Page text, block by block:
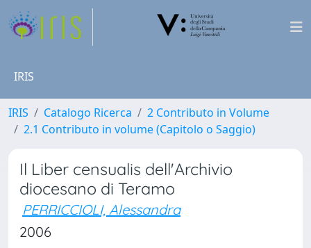
IRIS
IRIS Catalogo Ricerca
2 Contributo in Volume
2.1 Contributo in volume (Capitolo o Saggio)
Il Liber censualis dell'Archivio
diocesano di Teramo
PERRICCIOLI, Alessandra
2006